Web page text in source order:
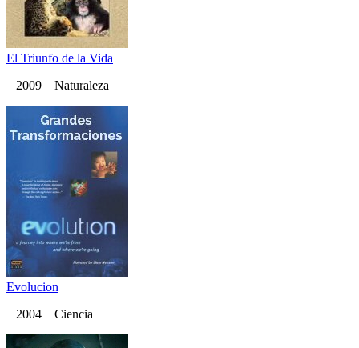
El Triunfo de la Vida
2009 Naturaleza
Evolucion
2004 Ciencia